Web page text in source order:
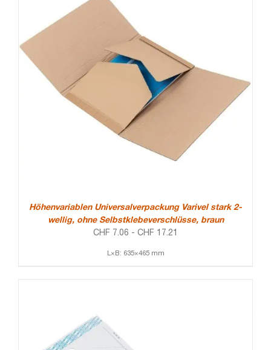
Höhenvariablen Universalverpackung Varivel stark 2-
wellig, ohne Selbstklebeverschlüsse, braun
CHF 7.06 - CHF 17.21
L×B: 635×465 mm